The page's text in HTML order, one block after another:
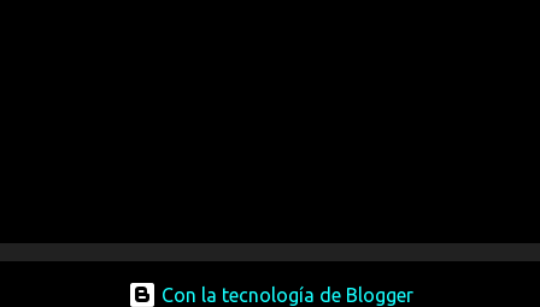
Con la tecnología de Blogger